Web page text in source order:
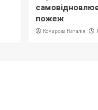
пожеж
Комарова Наталія